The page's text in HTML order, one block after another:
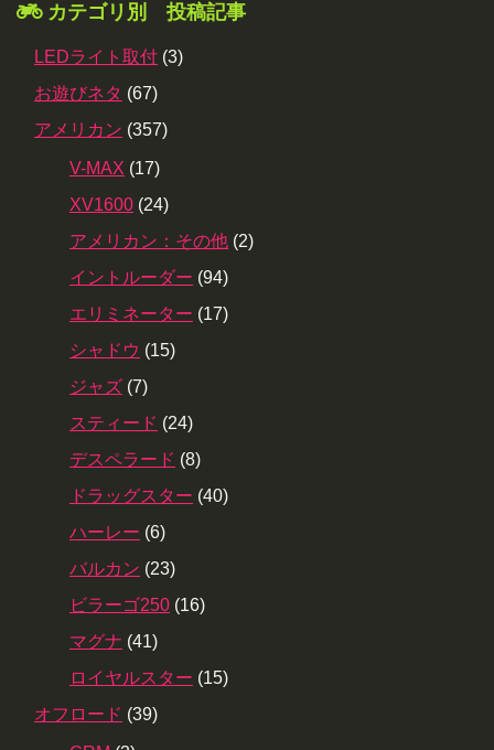
カテゴリ別 投稿記事
LEDライト取付 (3)
お遊びネタ (67)
アメリカン (357)
V-MAX (17)
XV1600 (24)
アメリカン：その他 (2)
イントルーダー (94)
エリミネーター (17)
シャドウ (15)
ジャズ (7)
スティード (24)
デスペラード (8)
ドラッグスター (40)
ハーレー (6)
バルカン (23)
ビラーゴ250 (16)
マグナ (41)
ロイヤルスター (15)
オフロード (39)